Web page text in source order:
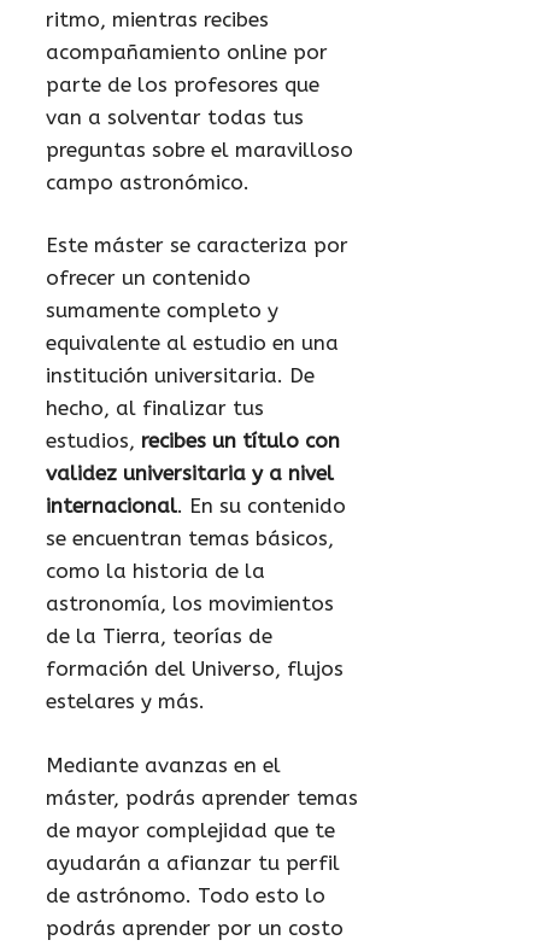
ritmo, mientras recibes
acompañamiento online por
parte de los profesores que
van a solventar todas tus
preguntas sobre el maravilloso
campo astronómico.
Este máster se caracteriza por
ofrecer un contenido
sumamente completo y
equivalente al estudio en una
institución universitaria. De
hecho, al finalizar tus
estudios, recibes un título con
validez universitaria y a nivel
internacional. En su contenido
se encuentran temas básicos,
como la historia de la
astronomía, los movimientos
de la Tierra, teorías de
formación del Universo, flujos
estelares y más.
Mediante avanzas en el
máster, podrás aprender temas
de mayor complejidad que te
ayudarán a afianzar tu perfil
de astrónomo. Todo esto lo
podrás aprender por un costo